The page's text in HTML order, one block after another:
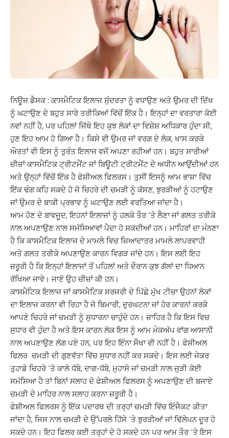
ਨਿਊਜ ਡੈਸਕ : ਕਾਸਮੈਟਿਕ ਇਲਾਜ ਸੁੰਦਰਤਾ ਨੂੰ ਵਧਾਉਣ ਅਤੇ ਉਮਰ ਦੀ ਦਿੱਖ
ਨੂੰ ਘਟਾਉਣ ਦੇ ਬਹੁਤ ਸਾਰੇ ਤਰੀਕਿਆਂ ਵਿੱਚੋਂ ਇੱਕ ਹੈ। ਇਨ੍ਹਾਂ ਦਾ ਵਰਤਾਰਾ ਕੋਈ
ਨਵਾਂ ਨਹੀਂ ਹੈ, ਪਰ ਪਹਿਲਾਂ ਜਿੱਥੇ ਇਹ ਕੁਝ ਲੋਕਾਂ ਦਾ ਵਿਸ਼ੇਸ਼ ਅਧਿਕਾਰ ਹੁੰਦਾ ਸੀ,
ਹੁਣ ਇਹ ਆਮ ਹੋ ਗਿਆ ਹੈ। ਕਿਸੇ ਵੀ ਉਮਰ ਜਾਂ ਵਰਗ ਦੇ ਲੋਕ, ਖਾਸ ਕਰਕੇ
ਔਰਤਾਂ ਵੀ ਇਸ ਨੂੰ ਤੁਰੰਤ ਇਲਾਜ ਵਜੋਂ ਅਪਣਾ ਰਹੀਆਂ ਹਨ। ਬਹੁਤ ਸਾਰੀਆਂ
ਚੀਜ਼ਾਂ ਕਾਸਮੈਟਿਕ ਟ੍ਰੀਟਮੈਂਟ ਜਾਂ ਬਿਊਟੀ ਟ੍ਰੀਟਮੈਂਟ ਦੇ ਅਧੀਨ ਆਉਂਦੀਆਂ ਹਨ
ਅਤੇ ਉਨ੍ਹਾਂ ਵਿੱਚੋਂ ਇੱਕ ਹੈ ਫੇਸ਼ੀਅਲ ਫਿਲਰਸ। ਤੁਸੀਂ ਇਸਨੂੰ ਆਮ ਭਾਸ਼ਾ ਵਿੱਚ
ਇੱਕ ਢੰਗ ਕਹਿ ਸਕਦੇ ਹੋ ਜੋ ਚਿਹਰੇ ਦੀ ਚਮੜੀ ਨੂੰ ਕੱਸਣ, ਝੁਰੜੀਆਂ ਨੂੰ ਹਟਾਉਣ
ਜਾਂ ਉਮਰ ਦੇ ਬਾਕੀ ਪ੍ਰਭਾਵ ਨੂੰ ਘਟਾਉਣ ਲਈ ਵਰਤਿਆ ਜਾਂਦਾ ਹੈ।
ਆਮ ਹੋਣ ਦੇ ਬਾਵਜੂਦ, ਇਹਨਾਂ ਇਲਾਜਾਂ ਨੂੰ ਹਲਕੇ ਤੌਰ ‘ਤੇ ਲੈਣਾ ਜਾਂ ਗਲਤ ਤਰੀਕੇ
ਨਾਲ ਅਪਣਾਉਣ ਨਾਲ ਸਮੱਸਿਆਵਾਂ ਪੈਦਾ ਹੋ ਸਕਦੀਆਂ ਹਨ। ਮਾਹਿਰਾਂ ਦਾ ਮੰਨਣਾ
ਹੈ ਕਿ ਕਾਸਮੈਟਿਕ ਇਲਾਜ ਦੇ ਮਾਮਲੇ ਵਿਚ ਜ਼ਿਆਦਾਤਰ ਮਾਮਲੇ ਲਾਪਰਵਾਹੀ
ਅਤੇ ਗਲਤ ਤਰੀਕੇ ਅਪਣਾਉਣ ਕਾਰਨ ਵਿਗੜ ਜਾਂਦੇ ਹਨ। ਇਸ ਲਈ ਇਹ
ਜ਼ਰੂਰੀ ਹੈ ਕਿ ਇਨ੍ਹਾਂ ਇਲਾਜਾਂ ਤੋਂ ਪਹਿਲਾਂ ਅਤੇ ਦੌਰਾਨ ਕੁਝ ਗੱਲਾਂ ਦਾ ਧਿਆਨ
ਰੱਖਿਆ ਜਾਵੇ। ਜਾਣੋ ਉਹ ਚੀਜ਼ਾਂ ਕੀ ਹਨ।
ਕਾਸਮੈਟਿਕ ਇਲਾਜ ਜਾਂ ਕਾਸਮੈਟਿਕ ਸਰਜਰੀ ਦੇ ਪਿੱਛੇ ਮੁੱਖ ਟੀਚਾ ਉਹਨਾਂ ਲੋਕਾਂ
ਦਾ ਇਲਾਜ ਕਰਨਾ ਵੀ ਰਿਹਾ ਹੈ ਜੋ ਬਿਮਾਰੀ, ਦੁਰਘਟਨਾ ਜਾਂ ਹੋਰ ਕਾਰਨਾਂ ਕਰਕੇ
ਆਪਣੇ ਚਿਹਰੇ ਜਾਂ ਚਮੜੀ ਨੂੰ ਸੁਧਾਰਨਾ ਚਾਹੁੰਦੇ ਹਨ। ਜ਼ਾਹਿਰ ਹੈ ਕਿ ਇਸ ਵਿਚ
ਸੁਧਾਰ ਵੀ ਹੁੰਦਾ ਹੈ ਅਤੇ ਇਸ ਕਾਰਨ ਲੋਕ ਇਸ ਨੂੰ ਆਮ ਮੇਕਅੱਪ ਵਾਂਗ ਆਸਾਨੀ
ਨਾਲ ਅਪਣਾਉਣ ਲੱਗ ਪਏ ਹਨ, ਪਰ ਇਹ ਇੰਨਾ ਸੌਖਾ ਵੀ ਨਹੀਂ ਹੈ। ਫੇਸ਼ੀਅਲ
ਫਿਲਰ ਚਮੜੀ ਦੀ ਗੁਣਵੱਤਾ ਵਿੱਚ ਸੁਧਾਰ ਨਹੀਂ ਕਰ ਸਕਦੇ। ਇਸ ਲਈ ਜੇਕਰ
ਤੁਹਾਡੇ ਚਿਹਰੇ ‘ਤੇ ਕਾਲੇ ਧੱਬੇ, ਦਾਗ-ਧੱਬੇ, ਮੁਹਾਸੇ ਜਾਂ ਚਮੜੀ ਨਾਲ ਜੁੜੀ ਕੋਈ
ਸਮੱਸਿਆ ਹੈ ਤਾਂ ਬਿਨਾਂ ਸਲਾਹ ਦੇ ਫੇਸ਼ੀਅਲ ਫਿਲਰਸ ਨੂੰ ਅਪਣਾਉਣ ਦੀ ਬਜਾਏ
ਚਮੜੀ ਦੇ ਮਾਹਿਰ ਨਾਲ ਸਲਾਹ ਕਰਨਾ ਜ਼ਰੂਰੀ ਹੈ।
ਫੇਸ਼ੀਅਲ ਫਿਲਰਸ ਨੂੰ ਇੱਕ ਪਦਾਰਥ ਦੀ ਤਰ੍ਹਾਂ ਚਮੜੀ ਵਿੱਚ ਇੰਜੈਕਟ ਕੀਤਾ
ਜਾਂਦਾ ਹੈ, ਜਿਸ ਨਾਲ ਚਮੜੀ ਦੇ ਉੱਪਰਲੇ ਹਿੱਸੇ ‘ਤੇ ਝੁਰੜੀਆਂ ਜਾਂ ਢਿੱਲੇਪਨ ਦੂਰ ਹੋ
ਸਕਦੇ ਹਨ। ਇਹ ਫਿਲਰ ਕਈ ਤਰ੍ਹਾਂ ਦੇ ਹੋ ਸਕਦੇ ਹਨ ਪਰ ਆਮ ਤੌਰ ‘ਤੇ ਇਸ